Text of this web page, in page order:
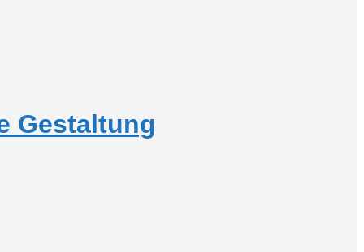
Gestaltung